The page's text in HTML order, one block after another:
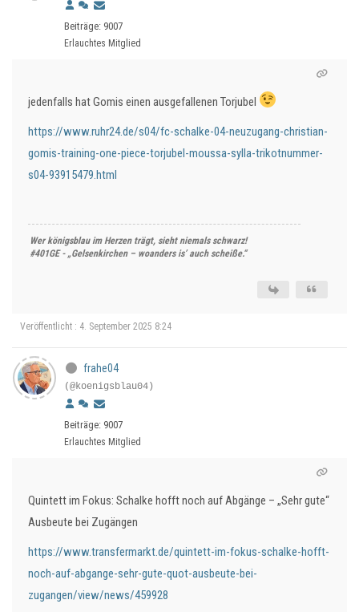
Beiträge: 9007
Erlauchtes Mitglied
jedenfalls hat Gomis einen ausgefallenen Torjubel
https://www.ruhr24.de/s04/fc-schalke-04-neuzugang-christian-
gomis-training-one-piece-torjubel-moussa-sylla-trikotnummer-
s04-93915479.html
Wer königsblau im Herzen trägt, sieht niemals schwarz!
#401GE - „Gelsenkirchen – woanders is’ auch scheiße.“
Veröffentlicht : 4. September 2025 8:24
frahe04
(@koenigsblau04)
Beiträge: 9007
Erlauchtes Mitglied
Quintett im Fokus: Schalke hofft noch auf Abgänge – „Sehr gute“
Ausbeute bei Zugängen
https://www.transfermarkt.de/quintett-im-fokus-schalke-hofft-
noch-auf-abgange-sehr-gute-quot-ausbeute-bei-
zugangen/view/news/459928